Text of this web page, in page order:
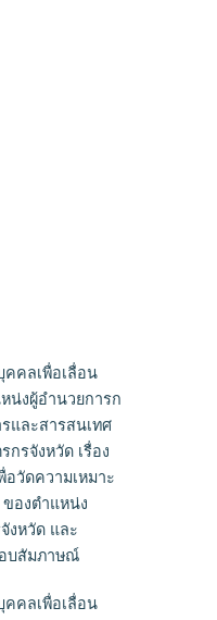
คลเพื่อเลื่อน
น่งผู้อำนวยการก
และสารสนเทศ
กรจังหวัด เรื่อง
อวัดความเหมาะ
องตำแหน่ง
งหวัด และ
บสัมภาษณ์
คลเพื่อเลื่อน